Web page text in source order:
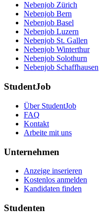
Nebenjob Zürich
Nebenjob Bern
Nebenjob Basel
Nebenjob Luzern
Nebenjob St. Gallen
Nebenjob Winterthur
Nebenjob Solothurn
Nebenjob Schaffhausen
StudentJob
Über StudentJob
FAQ
Kontakt
Arbeite mit uns
Unternehmen
Anzeige inserieren
Kostenlos anmelden
Kandidaten finden
Studenten